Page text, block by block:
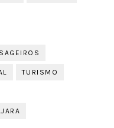
TURISMO